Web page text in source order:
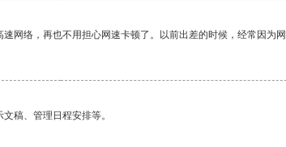
络，再也不用担心网速卡顿了。以前出差的时候，经常因为
稿、管理日程安排等。